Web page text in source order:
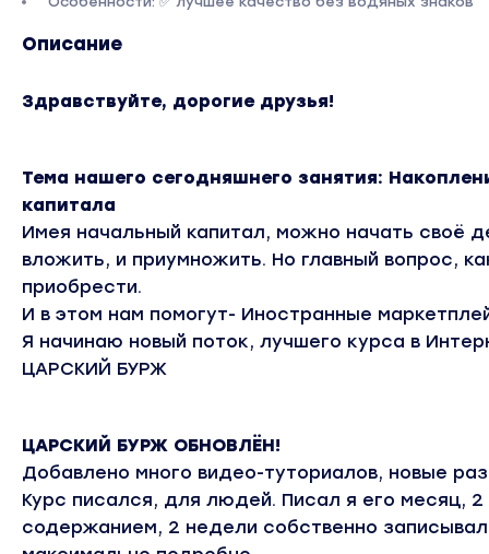
Описание
Здравствуйте, дорогие друзья!
Тема нашего сегодняшнего занятия:
капитала
Имея начальный капитал, можно начать своё
вложить, и приумножить. Но главный вопрос,
приобрести.
И в этом нам помогут- Иностранные
Я начинаю новый поток, лучшего курса в
ЦАРСКИЙ БУРЖ
ЦАРСКИЙ БУРЖ ОБНОВЛЁН!
Добавлено много видео-туториалов, новые
Курс писался, для людей. Писал я его месяц,
содержанием, 2 недели собственно